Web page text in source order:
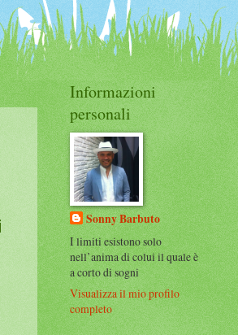
Informazioni
personali
Sonny Barbuto
I limiti esistono solo
nell’anima di colui il quale è
a corto di sogni
Visualizza il mio profilo
completo